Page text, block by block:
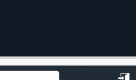
条款和条件
隐私政策